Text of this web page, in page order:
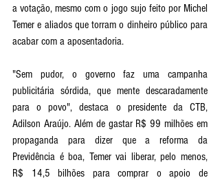
a votação, mesmo com o jogo sujo feito por Michel
Temer e aliados que torram o dinheiro público para
acabar com a aposentadoria.
"Sem pudor, o governo faz uma campanha
publicitária sórdida, que mente descaradamente
para o povo", destaca o presidente da CTB,
Adilson Araújo. Além de gastar R$ 99 milhões em
propaganda para dizer que a reforma da
Previdência é boa, Temer vai liberar, pelo menos,
R$ 14,5 bilhões para comprar o apoio de